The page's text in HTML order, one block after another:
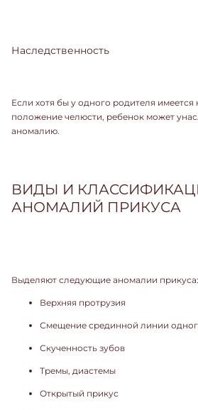
Наследственность
Если хотя бы у одного родителя
положение челюсти, ребенок может
аномалию.
ВИДЫ И
АНОМАЛИЙ ПРИКУСА
Выделяют следующие аномалии прикуса:
Верхняя протрузия
Смещение срединной линии
Скученность зубов
Тремы, диастемы
Открытый прикус